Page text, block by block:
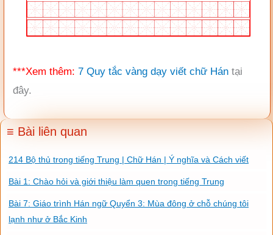
***Xem thêm: 7 Quy tắc vàng dạy viết chữ Hán tại
đây.
≡ Bài liên quan
214 Bộ thủ trong tiếng Trung | Chữ Hán | Ý nghĩa và Cách viết
Bài 1: Chào hỏi và giới thiệu làm quen trong tiếng Trung
Bài 7: Giáo trình Hán ngữ Quyển 3: Mùa đông ở chỗ chúng tôi
lạnh như ở Bắc Kinh